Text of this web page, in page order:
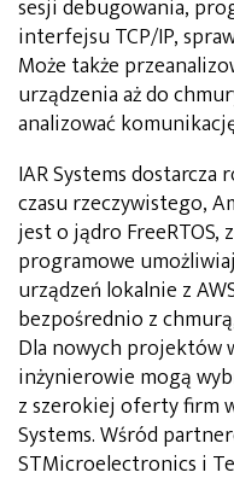
sesji debugowania,
interfejsu TCP/IP,
Może także
urządzenia aż do
analizować
IAR Systems
czasu rzeczywistego,
jest o jądro
programowe
urządzeń lokalnie z
bezpośrednio z
Dla nowych projektów
inżynierowie mogą
z szerokiej oferty firm
Systems. Wśród
STMicroelectronics i